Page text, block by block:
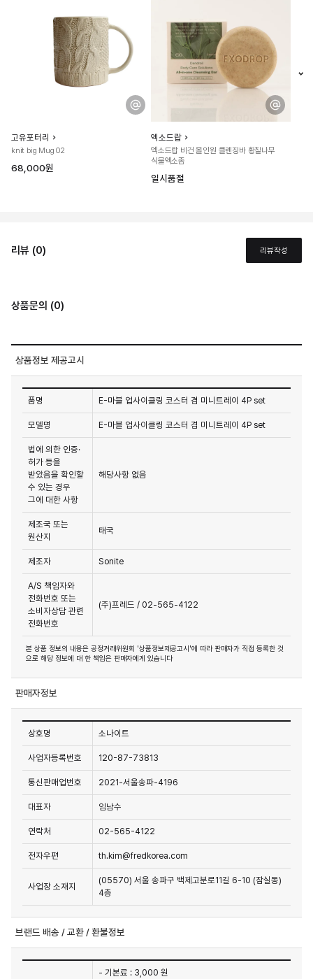
고유포터리
knit big Mug 02
68,000원
엑소드랍
엑소드랍 비건 올인원 클렌징바 황칠나무
식물엑소좀
일시품절
리뷰 (0) 리뷰작성
상품문의 (0)
상품정보 제공고시
품명 E-마블 업사이클링 코스터 겸 미니트레이 4P set
모델명 E-마블 업사이클링 코스터 겸 미니트레이 4P set
법에 의한 인증·
허가 등을
받았음을 확인할
수 있는 경우
그에 대한 사항
해당사항 없음
제조국 또는
원산지
태국
제조자 Sonite
A/S 책임자와
전화번호 또는
소비자상담 관련
전화번호
(주)프레드 / 02-565-4122
본 상품 정보의 내용은 공정거래위원회 '상품정보제공고시'에 따라 판매자가 직접 등록한 것
으로 해당 정보에 대 한 책임은 판매자에게 있습니다
판매자정보
상호명 소나이트
사업자등록번호 120-87-73813
통신판매업번호 2021-서울송파-4196
대표자 임남수
연락처 02-565-4122
전자우편 th.kim@fredkorea.com
사업장 소재지
(05570) 서울 송파구 백제고분로11길 6-10 (잠실동)
4층
브랜드 배송 / 교환 / 환불정보
- 기본료 : 3,000 원